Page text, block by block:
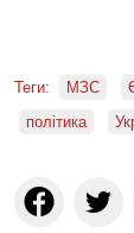
Теги: МЗС
політика